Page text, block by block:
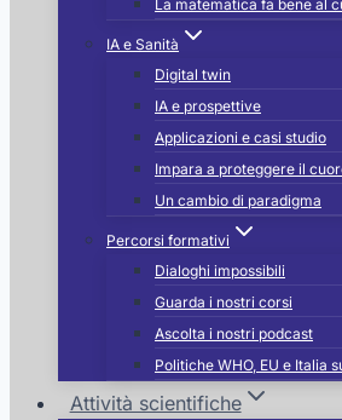
La matematica fa bene al
IA e Sanità
Digital twin
IA e prospettive
Applicazioni e casi studio
Impara a proteggere il
Un cambio di paradigma
Percorsi formativi
Dialoghi impossibili
Guarda i nostri corsi
Ascolta i nostri podcast
Politiche WHO, EU e Italia
Attività scientifiche